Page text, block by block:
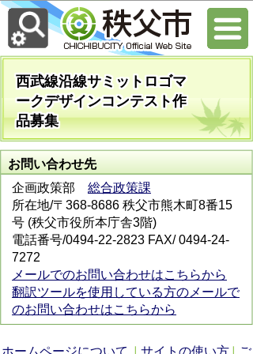
西武線沿線サミットロゴマ
ークデザインコンテスト作
品募集
お問い合わせ先
企画政策部 総合政策課
所在地/〒368-8686 秩父市熊木町8番15
号 (秩父市役所本庁舎3階)
電話番号/0494-22-2823 FAX/ 0494-24-
7272
メールでのお問い合わせはこちらから
翻訳ツールを使用している方のメールで
のお問い合わせはこちらから
ホームページについて サイトの使い方 ご